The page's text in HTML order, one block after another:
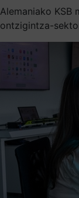
Alemaniako KSB
ontzigintza-